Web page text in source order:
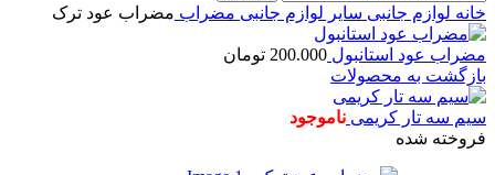
خانه لوازم جانبی سایر لوازم جانبی مضراب مضراب عود ترک
مضراب عود استانبول 200.000 تومان
بازگشت به محصولات
سیم سه تار کریمی ناموجود
فروخته شده